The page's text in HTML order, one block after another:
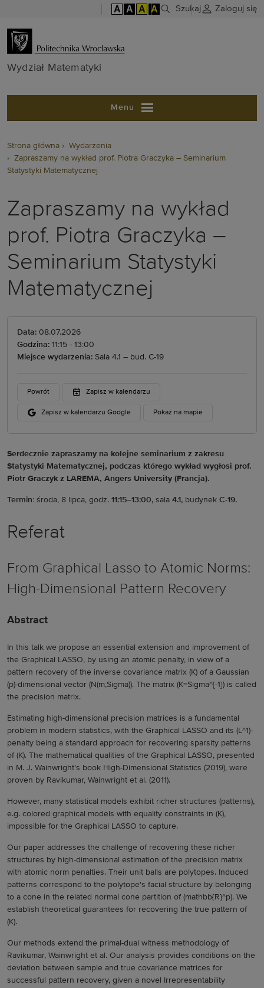
A A A A Szukaj Zaloguj się
Wydział
Wydział Matematyki
Menu
Strona główna
Wydarzenia
Zapraszamy na wykład prof. Piotra Graczyka – Seminarium
Statystyki Matematycznej
Zapraszamy na wykład
prof. Piotra Graczyka –
Seminarium Statystyki
Matematycznej
Data: 08.07.2026
Godzina: 11:15 - 13:00
Miejsce wydarzenia: Sala 4.1 – bud. C-19
Powrót Zapisz w kalendarzu
Zapisz w kalendarzu Google Pokaż na mapie
Serdecznie zapraszamy na kolejne seminarium z zakresu
Statystyki Matematycznej, podczas którego wykład wygłosi prof.
Piotr Graczyk z LAREMA, Angers University (Francja).
Termin: środa, 8 lipca, godz. 11:15–13:00, sala 4.1, budynek C-19.
Referat
From Graphical Lasso to Atomic Norms:
High-Dimensional Pattern Recovery
Abstract
In this talk we propose an essential extension and improvement of
the Graphical LASSO, by using an atomic penalty, in view of a
pattern recovery of the inverse covariance matrix (K) of a Gaussian
(p)-dimensional vector (N(m,Sigma)). The matrix (K=Sigma^{-1}) is called
the precision matrix.
Estimating high-dimensional precision matrices is a fundamental
problem in modern statistics, with the Graphical LASSO and its (L^1)-
penalty being a standard approach for recovering sparsity patterns
of (K). The mathematical qualities of the Graphical LASSO, presented
in M. J. Wainwright's book High-Dimensional Statistics (2019), were
proven by Ravikumar, Wainwright et al. (2011).
However, many statistical models exhibit richer structures (patterns),
e.g. colored graphical models with equality constraints in (K),
impossible for the Graphical LASSO to capture.
Our paper addresses the challenge of recovering these richer
structures by high-dimensional estimation of the precision matrix
with atomic norm penalties. Their unit balls are polytopes. Induced
patterns correspond to the polytope's facial structure by belonging
to a cone in the related normal cone partition of (mathbb{R}^p). We
establish theoretical guarantees for recovering the true pattern of
(K).
Our methods extend the primal-dual witness methodology of
Ravikumar, Wainwright et al. Our analysis provides conditions on the
deviation between sample and true covariance matrices for
successful pattern recovery, given a novel Irrepresentability